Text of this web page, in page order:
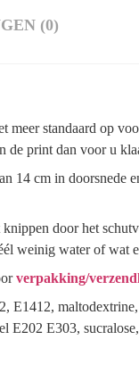
(0)
meer standaard op
de print dan voor u
14 cm in doorsnede
door het
weinig water of wat
verpakking/
E1412,
E202 E303,